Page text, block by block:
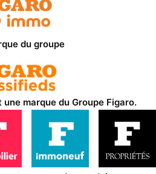
du groupe
une marque du Groupe Figaro.